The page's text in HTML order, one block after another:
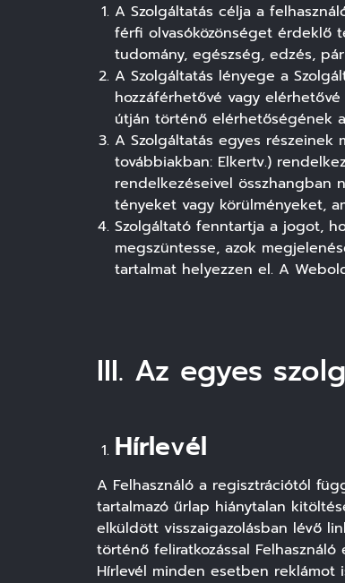
A Szolgáltatás célja a
férfi olvasóközönséget érdeklő
tudomány, egészség, edzés,
A Szolgáltatás lényege a
hozzáférhetővé vagy
útján történő elérhetőségének
A Szolgáltatás egyes részeinek
továbbiakban: Elkertv.)
rendelkezéseivel összhangban
tényeket vagy körülményeket,
Szolgáltató fenntartja a jogot,
megszüntesse, azok
tartalmat helyezzen el. A
III. Az egyes
Hírlevél
A Felhasználó a regisztrációtól
tartalmazó űrlap hiánytalan
elküldött visszaigazolásban lévő
történő feliratkozással
Hírlevél minden esetben reklámot